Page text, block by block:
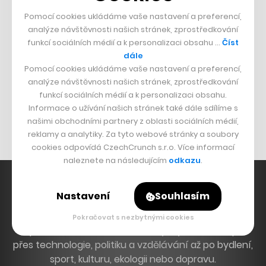
Dva golfisti, co pečou
Bomma není tichá
Originální hodinky
Nábytek z betonu
Hlavní zdroj inspirace. Věnujeme se tématům, která
přes technologie, politiku a vzdělávání až po bydlení,
sport, kulturu, ekologii nebo dopravu.
Pomocí cookies ukládáme vaše nastavení a preferencí,
analýze návštěvnosti našich stránek, zprostředkování
funkcí sociálních médií a k personalizaci obsahu … Číst
dále
Pomocí cookies ukládáme vaše nastavení a preferencí,
analýze návštěvnosti našich stránek, zprostředkování
funkcí sociálních médií a k personalizaci obsahu.
Informace o užívání našich stránek také dále sdílíme s
našimi obchodními partnery z oblasti sociálních médií,
reklamy a analytiky. Za tyto webové stránky a soubory
cookies odpovídá CzechCrunch s.r.o. Více informací
naleznete na následujícím odkazu.
Nastavení Souhlasím
Pokračovat s nezbytnými cookies